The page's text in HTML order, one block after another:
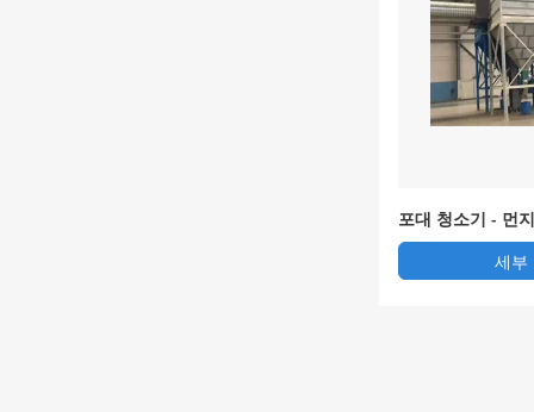
포대 청소기 - 먼
세부